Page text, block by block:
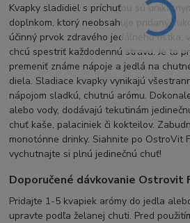
Kvapky sladidiel s príchuťou sú
doplnkom, ktorý neobsahuje pridaný
účinný prvok zdravého jedálneho lístka,
chcú spestriť každodennú stravu. Je to
premeniť známe nápoje a jedlá na
diela. Sladiace kvapky vynikajú
nápojom sladkú, chutnú arómu.
alebo vody, dodávajú tekutinám
chuť kaše, palaciniek či kokteilov.
monotónne drinky. Siahnite po OstroVit
vychutnajte si plnú jedinečnú chuť!
Doporučené dávkovanie Ostrovit
Pridajte 1-5 kvapiek arómy do jedla
upravte podľa želanej chuti. Pred